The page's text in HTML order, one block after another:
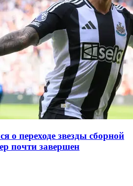
о переходе звезды сборной
почти завершен